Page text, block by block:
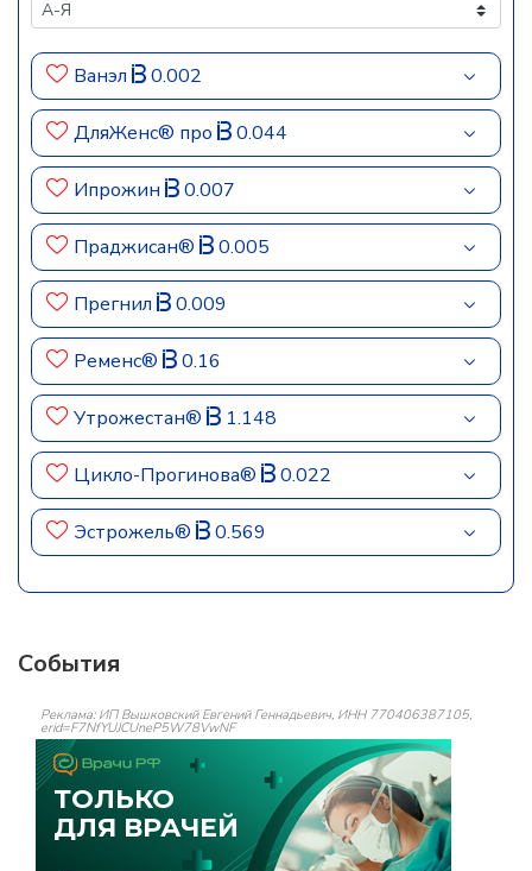
Ванэл 0.002
ДляЖенс® про 0.044
Ипрожин 0.007
Праджисан® 0.005
Прегнил 0.009
Ременс® 0.16
Утрожестан® 1.148
Цикло-Прогинова® 0.022
Эстрожель® 0.569
События
Реклама: ИП Вышковский Евгений Геннадьевич, ИНН 770406387105,
erid=F7NfYUJCUneP5W78VwNF